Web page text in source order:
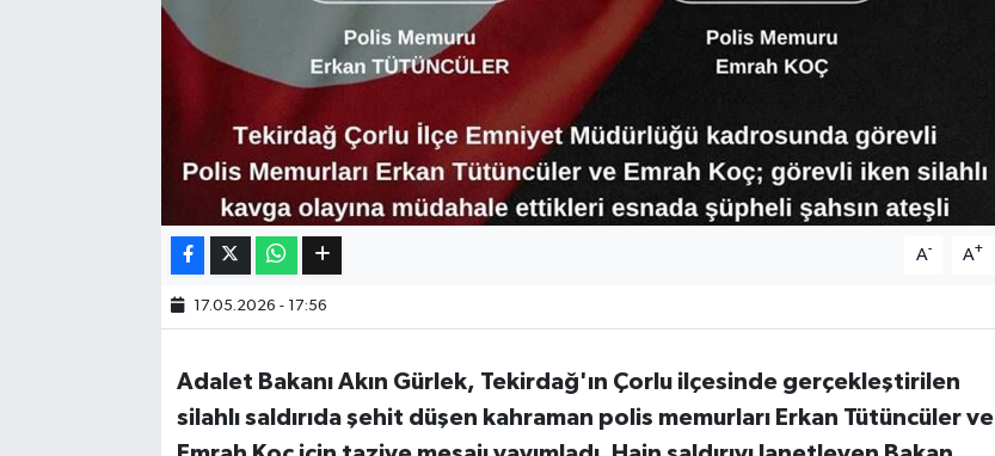
A- A+
17.05.2026 - 17:56
Adalet Bakanı Akın Gürlek, Tekirdağ'ın Çorlu ilçesinde gerçekleştirilen
silahlı saldırıda şehit düşen kahraman polis memurları Erkan Tütüncüler ve
Bilim, Teknoloji